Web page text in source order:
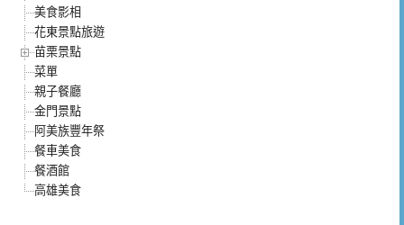
美食影相
花東景點旅遊
苗栗景點
菜單
親子餐廳
金門景點
阿美族豐年祭
餐車美食
餐酒館
高雄美食